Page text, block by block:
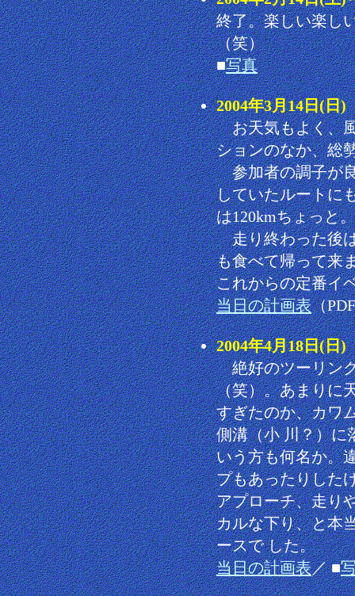
終了。楽しい楽し
（笑）
■写真
2004年3月14日(
お天気もよく、風
ションのなか、総
参加者の調子が良
していたルートに
は120kmちょっと。
走り終わった後は
も食べて帰って来
これからの定番イ
当日の計画表（
2004年4月18日(
絶好のツーリング
（笑）。あまりに
すぎたのか、カワ
側溝（小 川？）に
いう方も何名か。
プもあったりした
アプローチ、走り
カルな下り、と本
ースで した。
当日の計画表／ ■